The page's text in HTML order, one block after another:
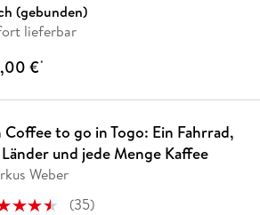
(gebunden)
lieferbar
€*
Coffee to go in Togo: Ein Fahrrad,
und jede Menge Kaffee
Weber
(35)